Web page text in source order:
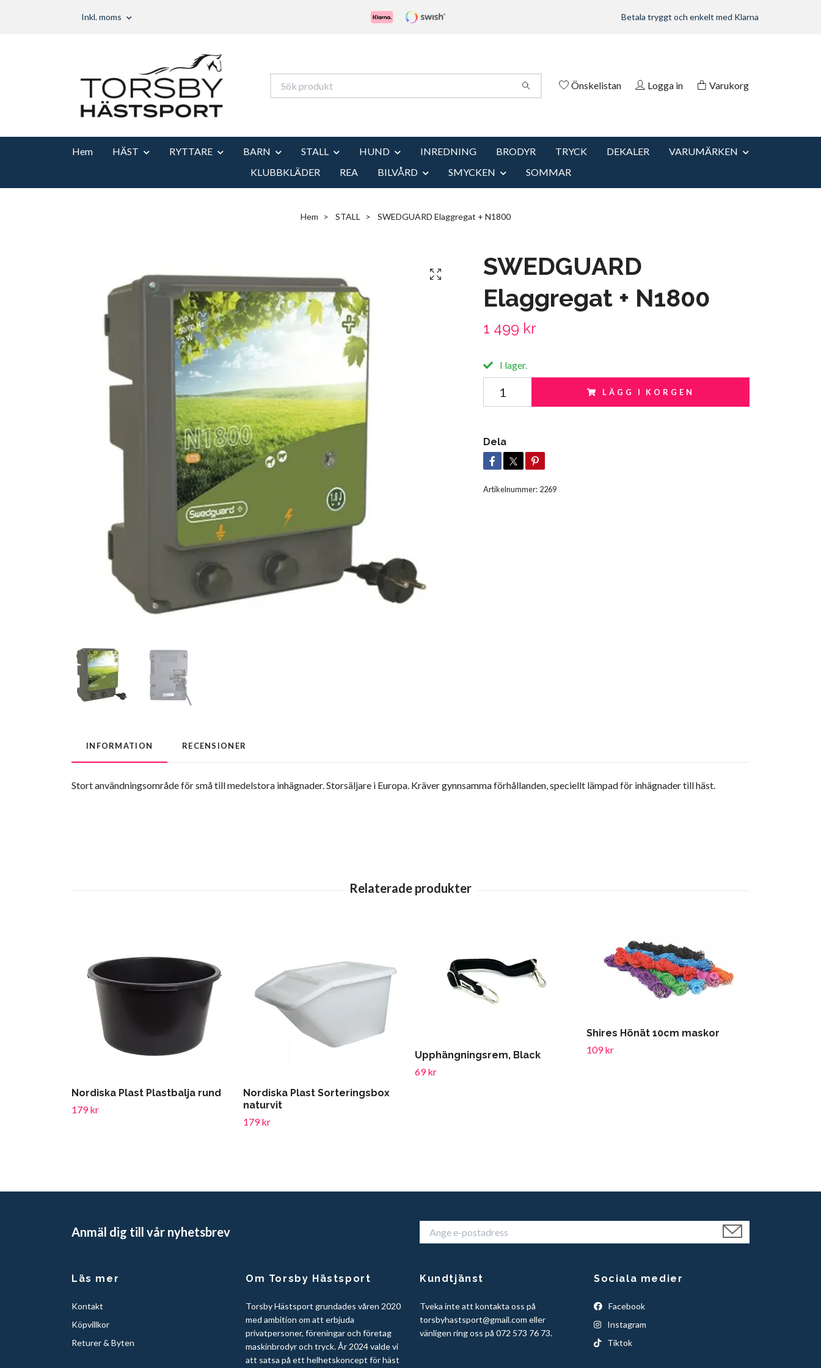
Inkl. moms Betala tryggt och enkelt med Klarna
Önskelistan Logga in Varukorg
Hem HÄST RYTTARE BARN STALL HUND INREDNING BRODYR TRYCK DEKALER
VARUMÄRKEN
KLUBBKLÄDER
REA BILVÅRD SMYCKEN SOMMAR
Hem STALL SWEDGUARD Elaggregat + N1800
SWEDGUARD
Elaggregat + N1800
1 499 kr
I lager.
LÄGG I KORGEN
Dela
Artikelnummer: 2269
INFORMATION RECENSIONER
Stort användningsområde för små till medelstora inhägnader. Storsäljare i Europa. Kräver gynnsamma förhållanden, speciellt lämpad för inhägnader till häst.
Nordiska Plast Plastbalja rund
179 kr
Nordiska Plast Sorteringsbox
naturvit
179 kr
Upphängningsrem, Black
69 kr
Shires Hönät 10cm maskor
109 kr
Anmäl dig till vår nyhetsbrev
Läs mer
Kontakt
Köpvillkor
Returer & Byten
Om Torsby Hästsport
Torsby Hästsport grundades våren 2020
med ambition om att erbjuda
privatpersoner, föreningar och företag
maskinbrodyr och tryck. År 2024 valde vi
att satsa på ett helhetskoncept för häst
Kundtjänst
Tveka inte att kontakta oss på
torsbyhastsport@gmail.com eller
vänligen ring oss på 072 573 76 73.
Sociala medier
Facebook
Instagram
Tiktok